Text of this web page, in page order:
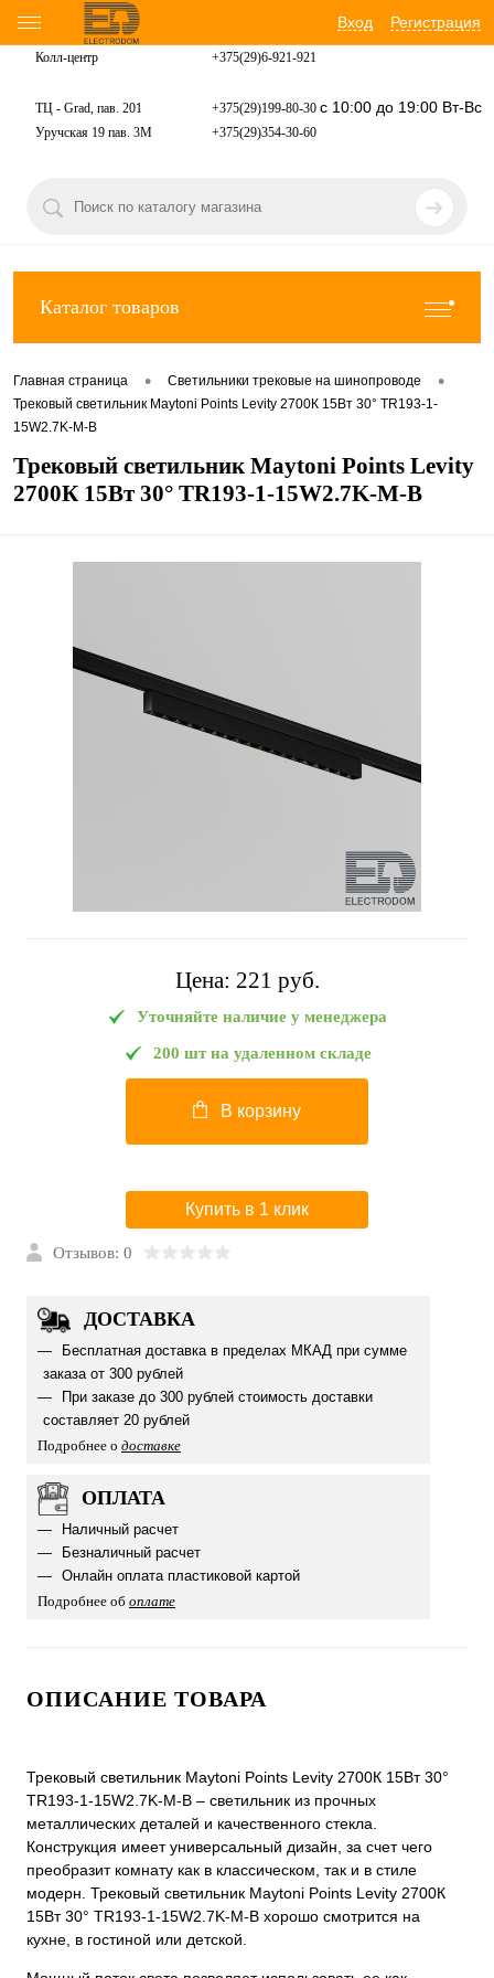
Вход Регистрация
Колл-центр +375(29)6-921-921
ТЦ - Grad, пав. 201 +375(29)199-80-30 с 10:00 до 19:00 Вт-Вс
Уручская 19 пав. 3М +375(29)354-30-60
Каталог товаров
Главная страница • Светильники трековые на шинопроводе •
Трековый светильник Maytoni Points Levity 2700К 15Вт 30° TR193-1-
15W2.7K-M-B
Трековый светильник Maytoni Points Levity
2700К 15Вт 30° TR193-1-15W2.7K-M-B
Цена: 221 pуб.
Уточняйте наличие у менеджера
200 шт на удаленном складе
В корзину
Купить в 1 клик
Отзывов: 0
ДОСТАВКА
Бесплатная доставка в пределах МКАД при сумме
заказа от 300 рублей
При заказе до 300 рублей стоимость доставки
составляет 20 рублей
Подробнее о доставке
ОПЛАТА
Наличный расчет
Безналичный расчет
Онлайн оплата пластиковой картой
Подробнее об оплате
ОПИСАНИЕ ТОВАРА
Трековый светильник Maytoni Points Levity 2700К 15Вт 30°
TR193-1-15W2.7K-M-B – светильник из прочных
металлических деталей и качественного стекла.
Конструкция имеет универсальный дизайн, за счет чего
преобразит комнату как в классическом, так и в стиле
модерн. Трековый светильник Maytoni Points Levity 2700К
15Вт 30° TR193-1-15W2.7K-M-B хорошо смотрится на
кухне, в гостиной или детской.